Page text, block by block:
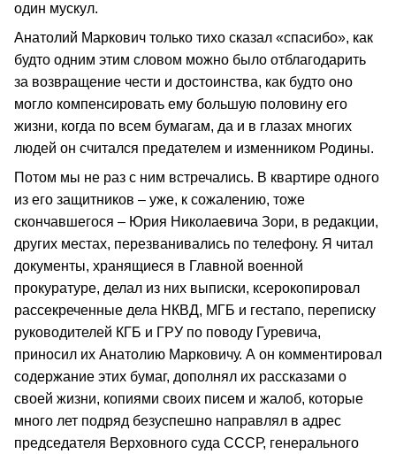
один мускул.
Анатолий Маркович только тихо сказал «спасибо», как
будто одним этим словом можно было отблагодарить
за возвращение чести и достоинства, как будто оно
могло компенсировать ему большую половину его
жизни, когда по всем бумагам, да и в глазах многих
людей он считался предателем и изменником Родины.
Потом мы не раз с ним встречались. В квартире одного
из его защитников – уже, к сожалению, тоже
скончавшегося – Юрия Николаевича Зори, в редакции,
других местах, перезванивались по телефону. Я читал
документы, хранящиеся в Главной военной
прокуратуре, делал из них выписки, ксерокопировал
рассекреченные дела НКВД, МГБ и гестапо, переписку
руководителей КГБ и ГРУ по поводу Гуревича,
приносил их Анатолию Марковичу. А он комментировал
содержание этих бумаг, дополнял их рассказами о
своей жизни, копиями своих писем и жалоб, которые
много лет подряд безуспешно направлял в адрес
председателя Верховного суда СССР, генерального